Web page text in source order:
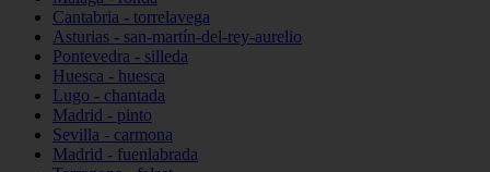
Cantabria - torrelavega
Asturias - san-martín-del-rey-aurelio
Pontevedra - silleda
Huesca - huesca
Lugo - chantada
Madrid - pinto
Sevilla - carmona
Madrid - fuenlabrada